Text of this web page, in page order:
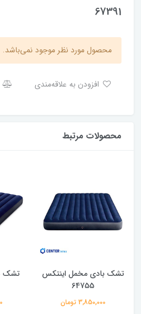
67391
محصول مورد نظر موجود نمی‌باشد.
محصولات مرتبط
تشک بادی مخمل اینتکس
64755
3,850,000 تومان
تشک